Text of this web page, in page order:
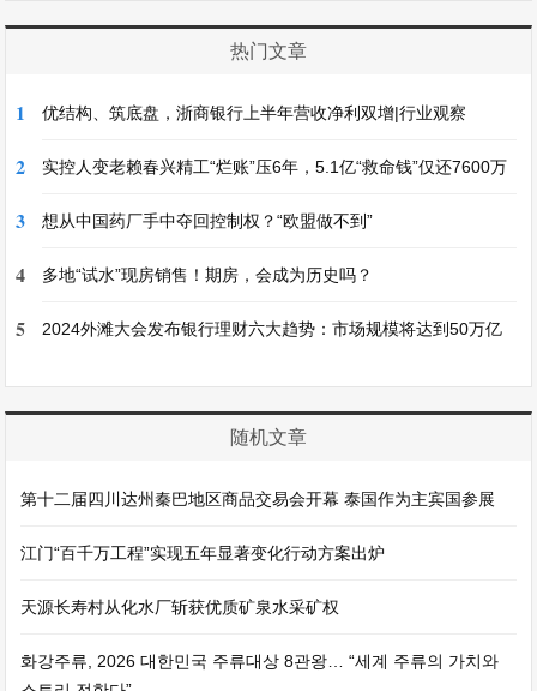
热门文章
1 优结构、筑底盘，浙商银行上半年营收净利双增|行业观察
2 实控人变老赖春兴精工“烂账”压6年，5.1亿“救命钱”仅还7600万
3 想从中国药厂手中夺回控制权？“欧盟做不到”
4 多地“试水”现房销售！期房，会成为历史吗？
5 2024外滩大会发布银行理财六大趋势：市场规模将达到50万亿
随机文章
第十二届四川达州秦巴地区商品交易会开幕 泰国作为主宾国参展
江门“百千万工程”实现五年显著变化行动方案出炉
天源长寿村从化水厂斩获优质矿泉水采矿权
화강주류, 2026 대한민국 주류대상 8관왕… “세계 주류의 가치와